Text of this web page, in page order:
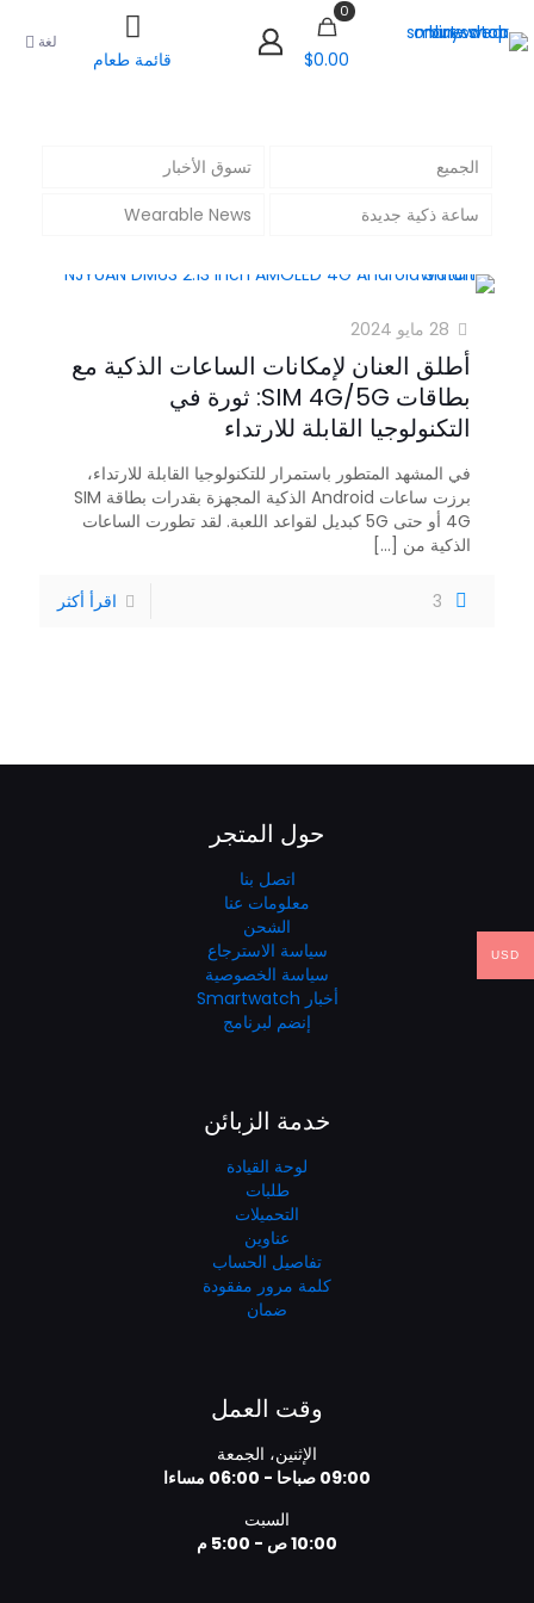
0
$0.00 قائمة طعام
لغة
الجميع
تسوق الأخبار
ساعة ذكية جديدة
Wearable News
28 مايو 2024
أطلق العنان لإمكانات الساعات الذكية مع
بطاقات SIM 4G/5G: ثورة في
التكنولوجيا القابلة للارتداء
في المشهد المتطور باستمرار للتكنولوجيا القابلة للارتداء،
برزت ساعات Android الذكية المجهزة بقدرات بطاقة SIM
4G أو حتى 5G كبديل لقواعد اللعبة. لقد تطورت الساعات
الذكية من [...]
3 اقرأ أكثر
حول المتجر
اتصل بنا
معلومات عنا
الشحن
سياسة الاسترجاع
سياسة الخصوصية
أخبار Smartwatch
إنضم لبرنامج
خدمة الزبائن
لوحة القيادة
طلبات
التحميلات
عناوين
تفاصيل الحساب
كلمة مرور مفقودة
ضمان
وقت العمل
الإثنين، الجمعة
09:00 صباحا - 06:00 مساءا
السبت
10:00 ص - 5:00 م
USD